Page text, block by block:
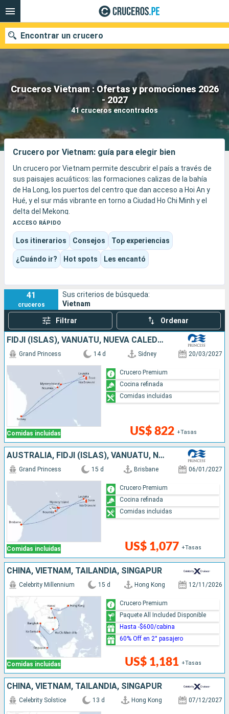
Cruceros Vietnam : Ofertas y promociones 2026
- 2027
41 cruceros encontrados
Encontrar un crucero
Nuestros destinos
Fecha de salida
Puertos Compañías
Buscar
Crucero por Vietnam: guía para elegir bien
Un crucero por Vietnam permite descubrir el país a través de
sus paisajes acuáticos: las formaciones calizas de la bahía
de Ha Long, los puertos del centro que dan acceso a Hoi An y
Hué, y el sur más vibrante en torno a Ciudad Ho Chi Minh y el
delta del Mekong.
La experiencia alterna juncos tradicionales, templos,
mercados, comida callejera, antiguas ciudades imperiales,
playas y grandes urbes en movimiento. Según el itinerario, el
viaje puede ser muy cultural, más contemplativo en la bahía o
plantearse como una hermosa travesía por el Sudeste
ACCESO RÁPIDO
Los itinerarios Consejos Top experiencias
¿Cuándo ir? Hot spots Les encantó
41
cruceros
Sus criterios de búsqueda:
Vietnam
Filtrar Ordenar
FIDJI (ISLAS), VANUATU, NUEVA CALEDONIA, AUSTRALIA
Comidas incluidas
Grand Princess 14 d Sidney 20/03/2027
US$ 822 +Tasas
Crucero Premium
Cocina refinada
Comidas incluidas
AUSTRALIA, FIDJI (ISLAS), VANUATU, NUEVA CALEDONIA
Comidas incluidas
Grand Princess 15 d Brisbane 06/01/2027
US$ 1,077 +Tasas
Crucero Premium
Cocina refinada
Comidas incluidas
CHINA, VIETNAM, TAILANDIA, SINGAPUR
Comidas incluidas
Celebrity Millennium 15 d Hong Kong 12/11/2026
US$ 1,181 +Tasas
Crucero Premium
Paquete All Included Disponible
Hasta -$600/cabina
60% Off en 2° pasajero
CHINA, VIETNAM, TAILANDIA, SINGAPUR
Celebrity Solstice 13 d Hong Kong 07/12/2027